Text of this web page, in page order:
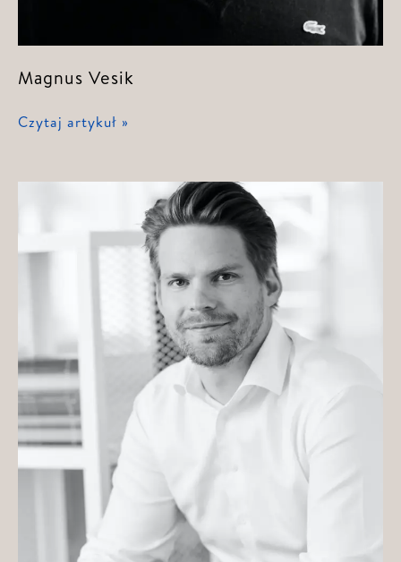
Magnus Vesik
Magnus
Czytaj artykuł »